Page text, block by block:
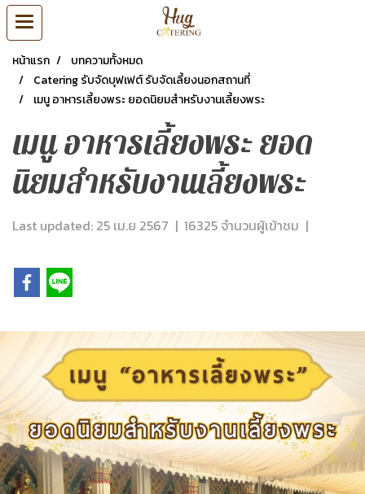
หน้าแรก
บทความทั้งหมด
Catering รับจัดบุฟเฟต์ รับจัดเลี้ยงนอกสถานที่
เมนู อาหารเลี้ยงพระ ยอดนิยมสำหรับงานเลี้ยงพระ
เมนู อาหารเลี้ยงพระ ยอด
นิยมสำหรับงานเลี้ยงพระ
Last updated: 25 เม.ย 2567 | 16325 จำนวนผู้เข้าชม |